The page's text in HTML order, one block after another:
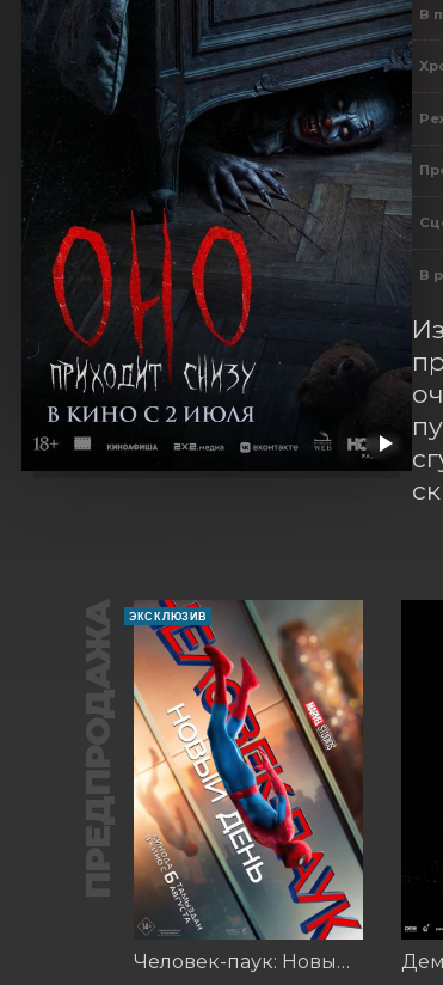
В
В
ПРЕДПРОДАЖА ЭКСКЛЮЗИВ
Человек-паук: Новый день (2026)